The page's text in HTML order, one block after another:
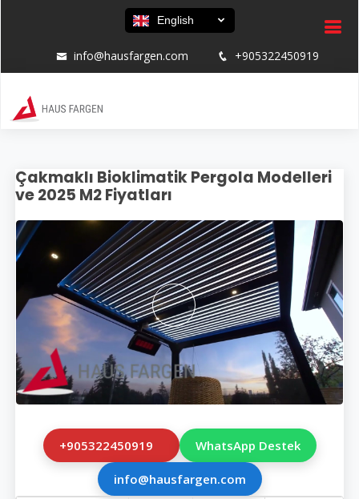
English
info@hausfargen.com +905322450919
Çakmaklı Bioklimatik Pergola Modelleri
ve 2025 M2 Fiyatları
+905322450919 WhatsApp Destek
info@hausfargen.com